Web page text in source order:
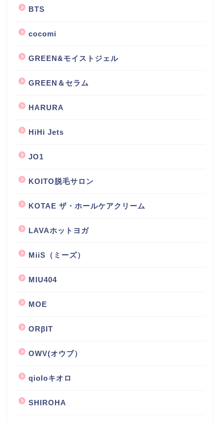
BTS
cocomi
GREEN&モイストジェル
GREEN＆セラム
HARURA
HiHi Jets
JO1
KOITO脱毛サロン
KOTAE ザ・ホールケアクリーム
LAVAホットヨガ
MiiS（ミーズ）
MIU404
MOE
ORβIT
OWV(オウブ）
qioloキオロ
SHIROHA